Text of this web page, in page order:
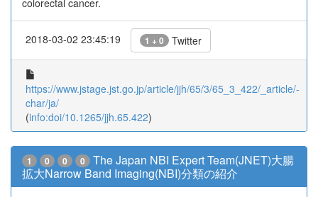
colorectal cancer.
2018-03-02 23:45:19 1 + 0 Twitter
https://www.jstage.jst.go.jp/article/jjh/65/3/65_3_422/_article/-
char/ja/
(info:doi/10.1265/jjh.65.422)
1 0 0 0
The Japan NBI Expert Team(JNET)大腸
拡大Narrow Band Imaging(NBI)分類の紹介